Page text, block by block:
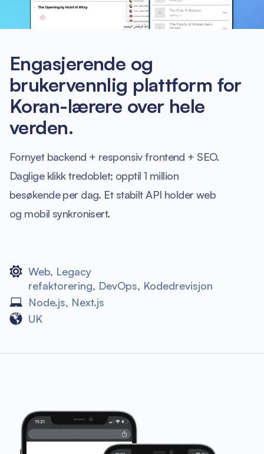
Engasjerende og
brukervennlig plattform for
Koran-lærere over hele
verden.
Fornyet backend + responsiv frontend + SEO.
Daglige klikk tredoblet; opptil 1 million
besøkende per dag. Et stabilt API holder web
og mobil synkronisert.
Web, Legacy
refaktorering, DevOps, Kodedrevisjon
Node.js, Next.js
UK